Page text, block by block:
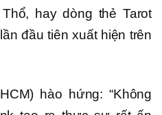
hay dòng thẻ Tarot
đầu tiên xuất hiện trên
hào hứng: “Không